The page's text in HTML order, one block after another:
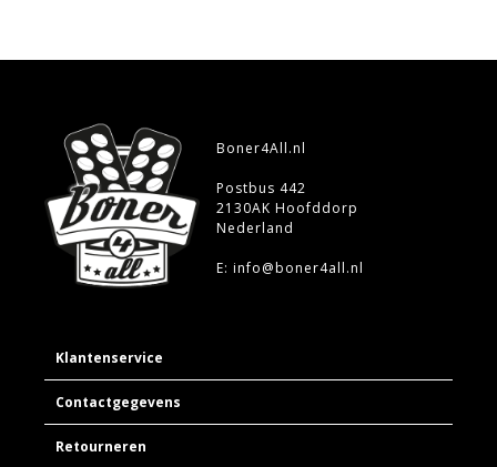
Boner4All.nl
Postbus 442
2130AK Hoofddorp
Nederland
E: info@boner4all.nl
Klantenservice
Contactgegevens
Retourneren